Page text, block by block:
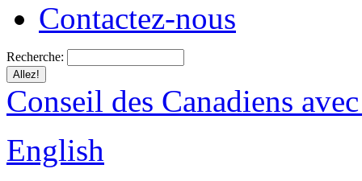
Contactez-nous
Recherche:
Conseil des Canadiens
English